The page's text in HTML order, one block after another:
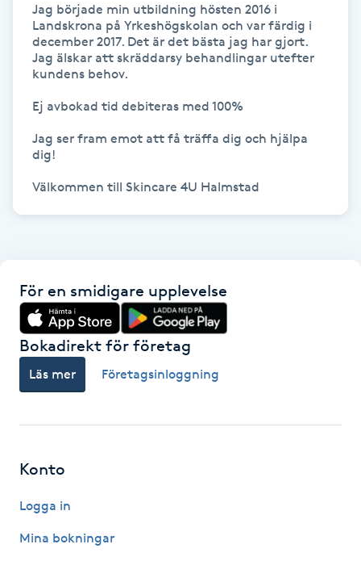
Keratinbehandling
Kinesiologi
Klangmassage
Klippning & Slingor
Klippning ungdom
Kroppsinpackning
Jag började min utbildning hösten 2016 i
Landskrona på Yrkeshögskolan och var färdig i
december 2017. Det är det bästa jag har gjort.
Jag älskar att skräddarsy behandlingar utefter
kundens behov.
Ej avbokad tid debiteras med 100%
Jag ser fram emot att få träffa dig och hjälpa
dig!
Välkommen till Skincare 4U Halmstad
För en smidigare upplevelse
Bokadirekt för företag
Läs mer Företagsinloggning
Konto
Logga in
Mina bokningar